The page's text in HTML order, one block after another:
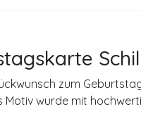
zum
Motiv wurde mit